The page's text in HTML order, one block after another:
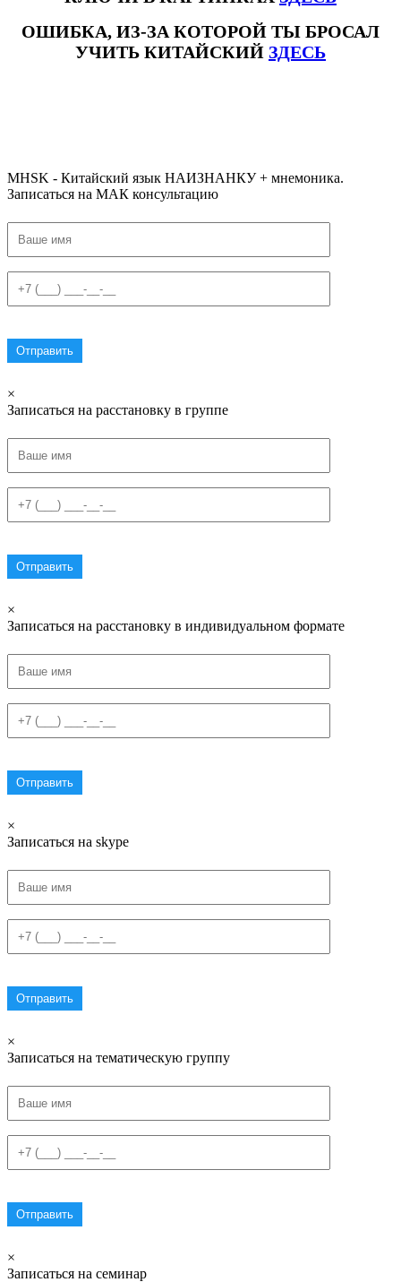
ОШИБКА, ИЗ-ЗА КОТОРОЙ ТЫ БРОСАЛ
УЧИТЬ КИТАЙСКИЙ ЗДЕСЬ
MHSK - Китайский язык НАИЗНАНКУ + мнемоника.
Записаться на МАК консультацию
×
Записаться на расстановку в группе
×
Записаться на расстановку в индивидуальном формате
×
Записаться на skype
×
Записаться на тематическую группу
×
Записаться на семинар